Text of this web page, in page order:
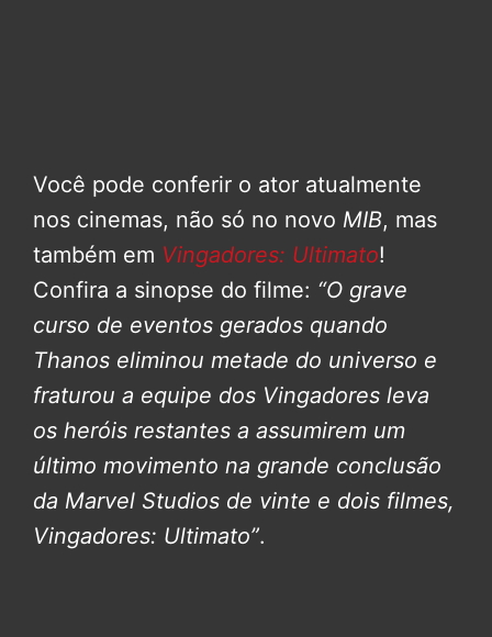
Você pode conferir o ator atualmente
nos cinemas, não só no novo MIB, mas
também em Vingadores: Ultimato!
Confira a sinopse do filme: “O grave
curso de eventos gerados quando
Thanos eliminou metade do universo e
fraturou a equipe dos Vingadores leva
os heróis restantes a assumirem um
último movimento na grande conclusão
da Marvel Studios de vinte e dois filmes,
Vingadores: Ultimato”.